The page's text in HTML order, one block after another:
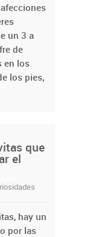
un 3 a
de
en los
los pies,
que
el
hay un
por las